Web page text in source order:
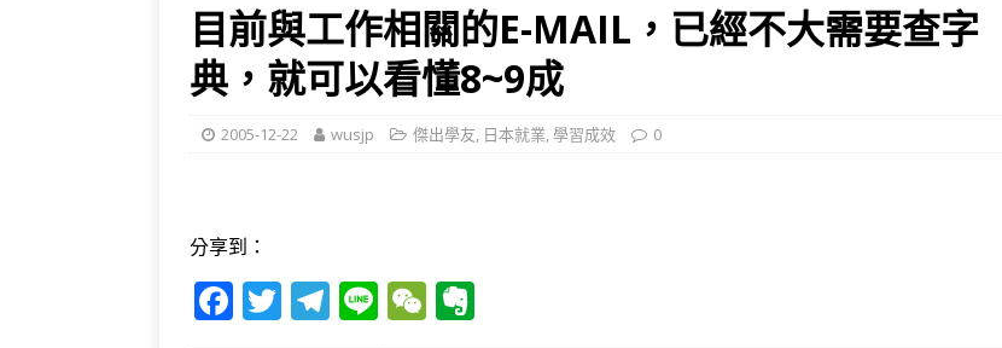
目前與工作相關的E-MAIL，已經不大需要查字
典，就可以看懂8~9成
2005-12-22 wusjp 傑出學友 日本就業 學習成效 0
分享到：
F T T Li W